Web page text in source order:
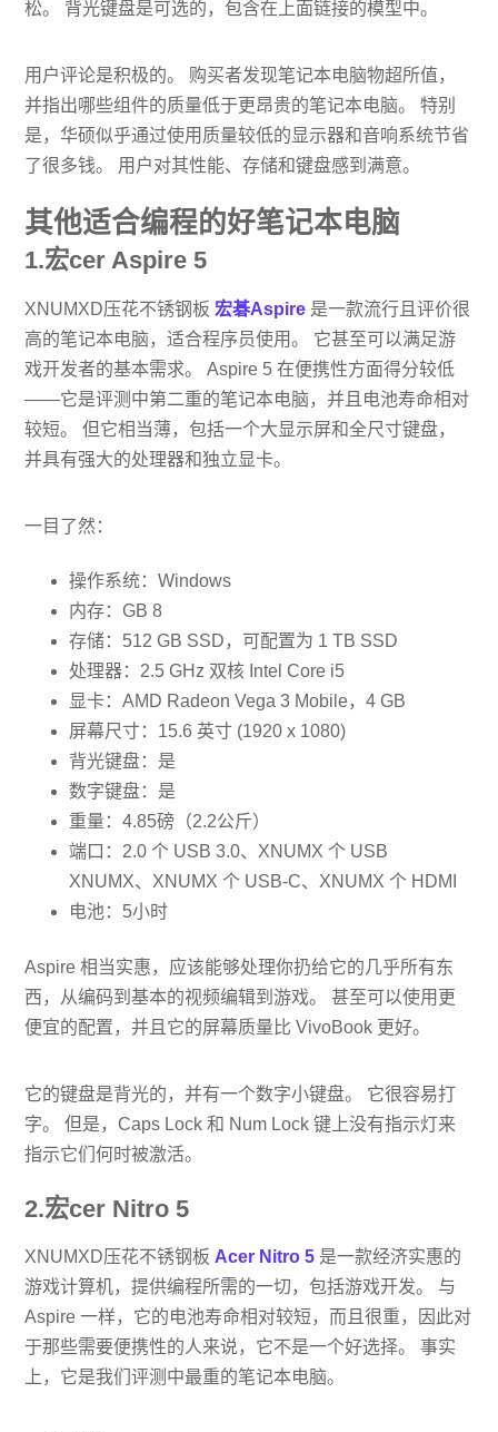
松。 背光键盘是可选的，包含在上面链接的模型中。
用户评论是积极的。 购买者发现笔记本电脑物超所值，
并指出哪些组件的质量低于更昂贵的笔记本电脑。 特别
是，华硕似乎通过使用质量较低的显示器和音响系统节省
了很多钱。 用户对其性能、存储和键盘感到满意。
其他适合编程的好笔记本电脑
1.宏cer Aspire 5
XNUMXD压花不锈钢板 宏碁Aspire 是一款流行且评价很
高的笔记本电脑，适合程序员使用。 它甚至可以满足游
戏开发者的基本需求。 Aspire 5 在便携性方面得分较低
——它是评测中第二重的笔记本电脑，并且电池寿命相对
较短。 但它相当薄，包括一个大显示屏和全尺寸键盘，
并具有强大的处理器和独立显卡。
一目了然：
操作系统：Windows
内存：GB 8
存储：512 GB SSD，可配置为 1 TB SSD
处理器：2.5 GHz 双核 Intel Core i5
显卡：AMD Radeon Vega 3 Mobile，4 GB
屏幕尺寸：15.6 英寸 (1920 x 1080)
背光键盘：是
数字键盘：是
重量：4.85磅（2.2公斤）
端口：2.0 个 USB 3.0、XNUMX 个 USB
XNUMX、XNUMX 个 USB-C、XNUMX 个 HDMI
电池：5小时
Aspire 相当实惠，应该能够处理你扔给它的几乎所有东
西，从编码到基本的视频编辑到游戏。 甚至可以使用更
便宜的配置，并且它的屏幕质量比 VivoBook 更好。
它的键盘是背光的，并有一个数字小键盘。 它很容易打
字。 但是，Caps Lock 和 Num Lock 键上没有指示灯来
指示它们何时被激活。
2.宏cer Nitro 5
XNUMXD压花不锈钢板 Acer Nitro 5 是一款经济实惠的
游戏计算机，提供编程所需的一切，包括游戏开发。 与
Aspire 一样，它的电池寿命相对较短，而且很重，因此对
于那些需要便携性的人来说，它不是一个好选择。 事实
上，它是我们评测中最重的笔记本电脑。